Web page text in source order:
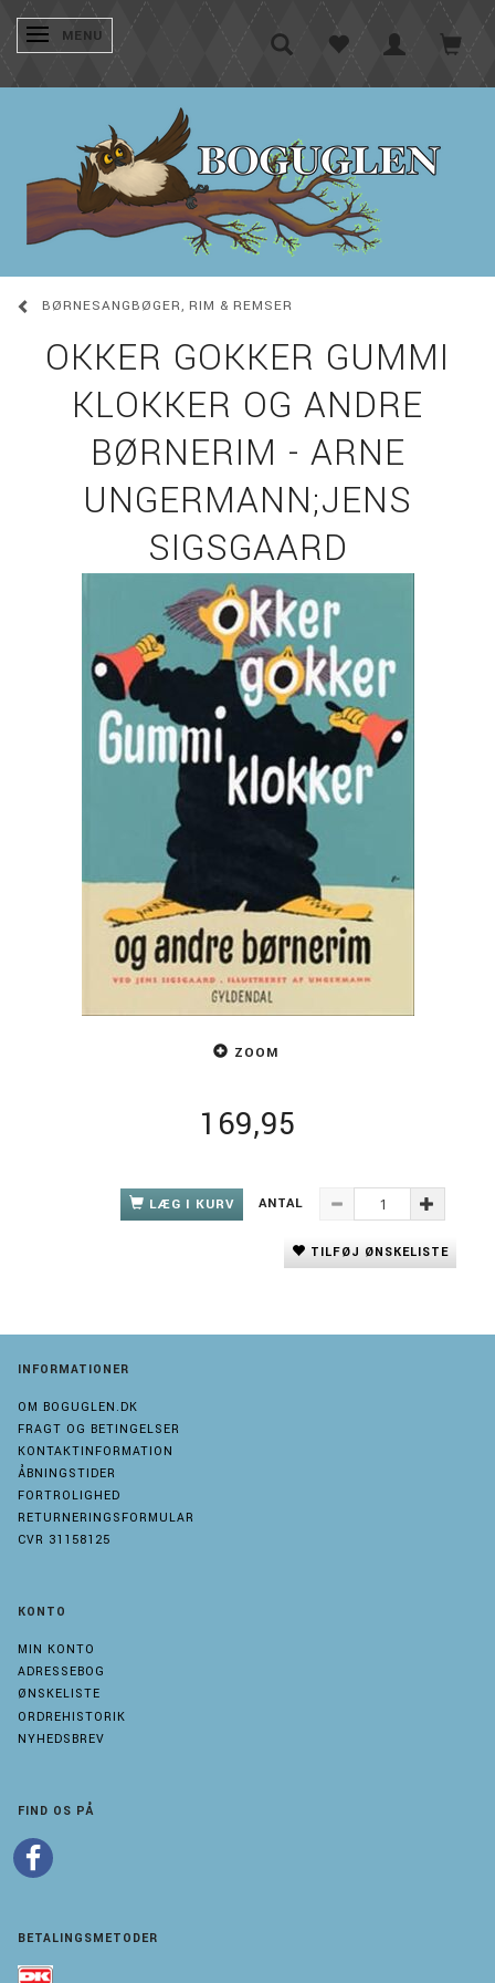
SKIFTE NAVIGATION
MENU
BØRNESANGBØGER, RIM & REMSER
OKKER GOKKER GUMMI
KLOKKER OG ANDRE
BØRNERIM - ARNE
UNGERMANN;JENS
SIGSGAARD
ZOOM
169,95
LÆG I KURV ANTAL
TILFØJ ØNSKELISTE
INFORMATIONER
OM BOGUGLEN.DK
FRAGT OG BETINGELSER
KONTAKTINFORMATION
ÅBNINGSTIDER
FORTROLIGHED
RETURNERINGSFORMULAR
CVR 31158125
KONTO
MIN KONTO
ADRESSEBOG
ØNSKELISTE
ORDREHISTORIK
NYHEDSBREV
FIND OS PÅ
BETALINGSMETODER